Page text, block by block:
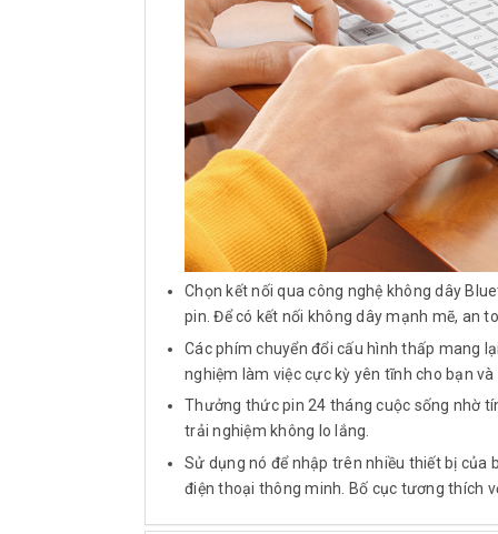
Chọn kết nối qua công nghệ không dây
pin. Để có kết nối không dây mạnh mẽ, an
Các phím chuyển đổi cấu hình thấp mang
nghiệm làm việc cực kỳ yên tĩnh cho bạn
Thưởng thức pin 24 tháng cuộc sống nhờ
trải nghiệm không lo lắng.
Sử dụng nó để nhập trên nhiều thiết bị của
điện thoại thông minh. Bố cục tương thích